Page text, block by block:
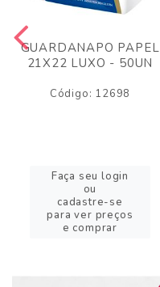
GUARDANAPO PAPEL
21X22 LUXO - 50UN
Código: 12698
Faça seu login
ou
cadastre-se
para ver preços
e comprar